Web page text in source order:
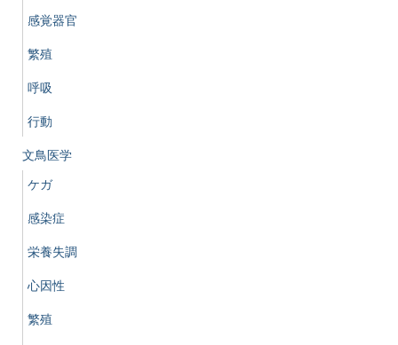
感覚器官
繁殖
呼吸
行動
文鳥医学
ケガ
感染症
栄養失調
心因性
繁殖